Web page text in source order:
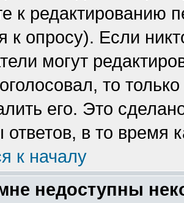
к редактированию
к опросу). Если
могут
то
его. Это
ответов, в то время
к началу
недоступны